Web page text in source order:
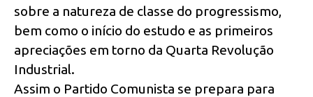
sobre a natureza de classe do progressismo,
bem como o início do estudo e as primeiros
apreciações em torno da Quarta Revolução
Industrial.
Assim o Partido Comunista se prepara para